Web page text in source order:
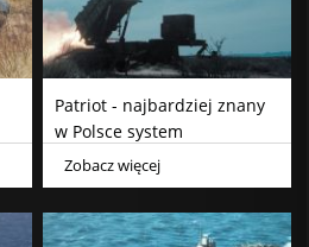
Patriot - najbardziej znany
w Polsce system
przeciwlotniczy
Zobacz więcej